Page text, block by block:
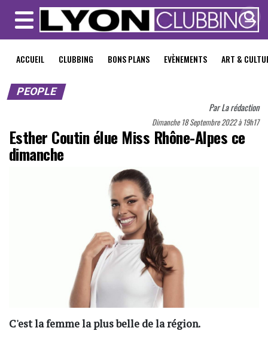
MENU
ACCUEIL CLUBBING BONS PLANS EVÈNEMENTS ART &
PEOPLE
ParLa rédaction
Dimanche 18 Septembre 2022 à 19h17
Esther Coutin élue Miss Rhône-Alpes ce
dimanche
C'est la femme la plus belle de la région.